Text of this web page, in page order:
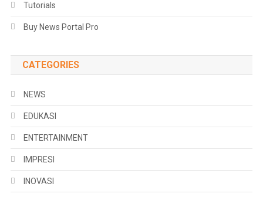
Tutorials
Buy News Portal Pro
CATEGORIES
NEWS
EDUKASI
ENTERTAINMENT
IMPRESI
INOVASI